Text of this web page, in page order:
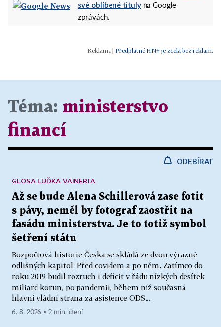
své oblíbené tituly na Google
zprávách.
Předplatné HN+ je zcela bez reklam.
Téma: ministerstvo
financí
ODEBÍRAT
Až se bude Alena Schillerová zase fotit
s pávy, neměl by fotograf zaostřit na
fasádu ministerstva. Je to totiž symbol
šetření státu
Rozpočtová historie Česka se skládá ze dvou výrazně
odlišných kapitol: Před covidem a po něm. Zatímco do
roku 2019 budil rozruch i deficit v řádu nízkých desítek
miliard korun, po pandemii, během níž současná
hlavní vládní strana za asistence ODS...
GLOSA LUĎKA VAINERTA
6. 8. 2026 ▪ 2 min. čtení